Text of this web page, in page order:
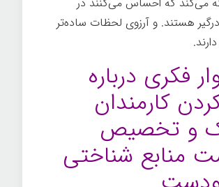
هستند. و آرزوی لحظات ساده‌تر
فکری درباره
کارمندان
و تخصیص
منابع شناختی